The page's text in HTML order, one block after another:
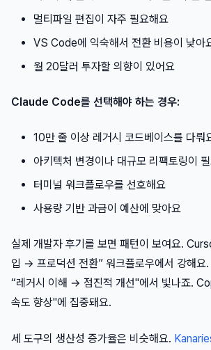
멀티파일 편집이 자주 필요해요
VS Code에 익숙해서 전환 비용이 낮아
월 20달러 투자할 의향이 있어요
Claude Code를 선택해야 하는 경우:
10만 줄 이상 레거시 코드베이스를 다뤄
아키텍처 변경이나 대규모 리팩토링이
터미널 워크플로우를 선호해요
사용량 기반 과금이 예산에 맞아요
실제 개발자 후기를 보면 패턴이 보여요.
입 → 프로덕션 전환” 워크플로우에서 강해
“레거시 이해 → 점진적 개선"에서 빛나죠.
속도 향상"에 집중돼요.
세 도구의 생산성 증가율은 비슷해요.